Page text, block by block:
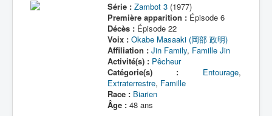
Série : Zambot 3(1977)
Première apparition :Épisode 6
Décès :Épisode 22
Voix : Okabe Masaaki (岡部 政明)
Affiliation : Jin Family, Famille Jin
Activité(s) : Pêcheur
Catégorie(s) :
Entourage,
Extraterrestre, Famille
Race : Biarien
Âge :48 ans